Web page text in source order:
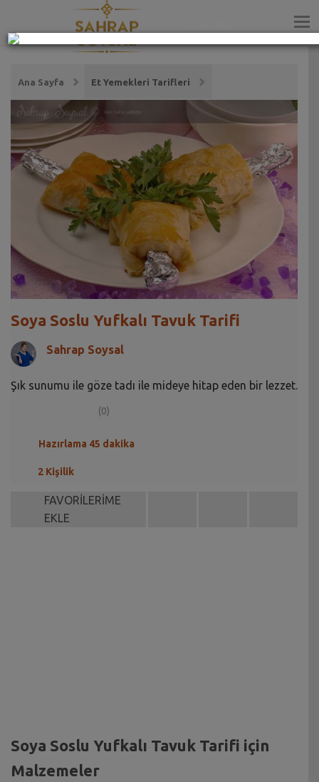
Ana Sayfa Et Yemekleri Tarifleri
Soya Soslu Yufkalı Tavuk Tarifi
Sahrap Soysal
Şık sunumu ile göze tadı ile mideye hitap eden bir lezzet.
(0)
Hazırlama 45 dakika
2 Kişilik
FAVORİLERİME
EKLE
Soya Soslu Yufkalı Tavuk Tarifi için
Malzemeler